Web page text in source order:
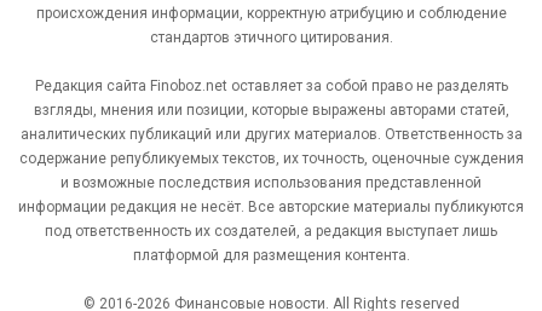
происхождения информации, корректную атрибуцию и соблюдение
стандартов этичного цитирования.
Редакция сайта Finoboz.net оставляет за собой право не разделять
взгляды, мнения или позиции, которые выражены авторами статей,
аналитических публикаций или других материалов. Ответственность за
содержание републикуемых текстов, их точность, оценочные суждения
и возможные последствия использования представленной
информации редакция не несёт. Все авторские материалы публикуются
под ответственность их создателей, а редакция выступает лишь
платформой для размещения контента.
© 2016-2026 Финансовые новости. All Rights reserved